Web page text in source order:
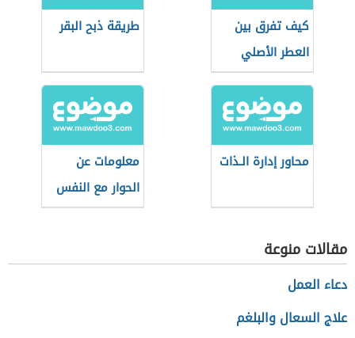
كيف تفرق بين
العطر الأصلي
والتقليد
طريقة ذبح البقر
محاور إدارة الـذات
معلومات عن
الحوار مع النفس
مقالات منوعة
دعاء العمل
علاج السعال والبلغم